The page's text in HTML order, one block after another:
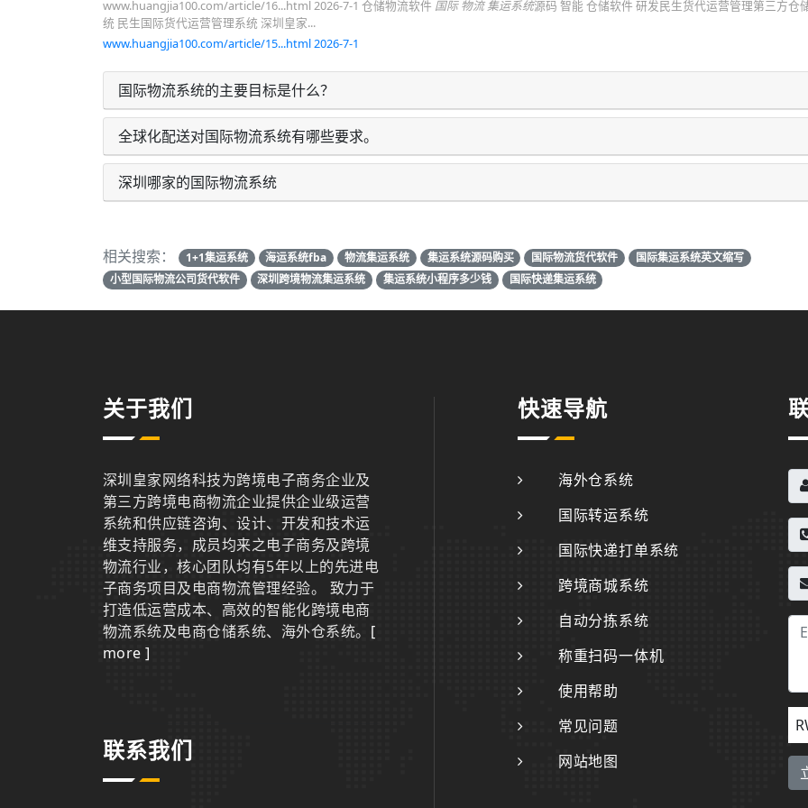
www.huangjia100.com/article/16...html 2026-7-1 仓储物流软件 国际 物流 集运系统源码 智能 仓储软件 研发民生货代运营管理第三方仓
统 民生国际货代运营管理系统 深圳皇家...
www.huangjia100.com/article/15...html 2026-7-1
国际物流系统的主要目标是什么？
全球化配送对国际物流系统有哪些要求。
深圳哪家的国际物流系统
相关搜索： 1+1集运系统 海运系统fba 物流集运系统 集运系统源码购买 国际物流货代软件
国际集运系统英文缩写
小型国际物流公司货代软件
深圳跨境物流集运系统 集运系统小程序多少钱 国际快递集运系统
关于我们
深圳皇家网络科技为跨境电子商务企业及
第三方跨境电商物流企业提供企业级运营
系统和供应链咨询、设计、开发和技术运
维支持服务，成员均来之电子商务及跨境
物流行业，核心团队均有5年以上的先进电
子商务项目及电商物流管理经验。 致力于
打造低运营成本、高效的智能化跨境电商
物流系统及电商仓储系统、海外仓系统。 [
more ]
联系我们
快速导航
海外仓系统
国际转运系统
国际快递打单系统
跨境商城系统
自动分拣系统
称重扫码一体机
使用帮助
常见问题
网站地图